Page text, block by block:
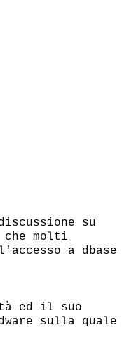
su
che molti
a dbase
ed il suo
sulla quale